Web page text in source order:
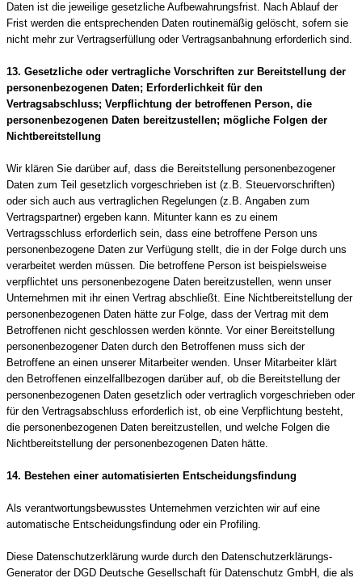
Daten ist die jeweilige gesetzliche Aufbewahrungsfrist. Nach Ablauf der
Frist werden die entsprechenden Daten routinemäßig gelöscht, sofern sie
nicht mehr zur Vertragserfüllung oder Vertragsanbahnung erforderlich sind.
13. Gesetzliche oder vertragliche Vorschriften zur Bereitstellung der
personenbezogenen Daten; Erforderlichkeit für den
Vertragsabschluss; Verpflichtung der betroffenen Person, die
personenbezogenen Daten bereitzustellen; mögliche Folgen der
Nichtbereitstellung
Wir klären Sie darüber auf, dass die Bereitstellung personenbezogener
Daten zum Teil gesetzlich vorgeschrieben ist (z.B. Steuervorschriften)
oder sich auch aus vertraglichen Regelungen (z.B. Angaben zum
Vertragspartner) ergeben kann. Mitunter kann es zu einem
Vertragsschluss erforderlich sein, dass eine betroffene Person uns
personenbezogene Daten zur Verfügung stellt, die in der Folge durch uns
verarbeitet werden müssen. Die betroffene Person ist beispielsweise
verpflichtet uns personenbezogene Daten bereitzustellen, wenn unser
Unternehmen mit ihr einen Vertrag abschließt. Eine Nichtbereitstellung der
personenbezogenen Daten hätte zur Folge, dass der Vertrag mit dem
Betroffenen nicht geschlossen werden könnte. Vor einer Bereitstellung
personenbezogener Daten durch den Betroffenen muss sich der
Betroffene an einen unserer Mitarbeiter wenden. Unser Mitarbeiter klärt
den Betroffenen einzelfallbezogen darüber auf, ob die Bereitstellung der
personenbezogenen Daten gesetzlich oder vertraglich vorgeschrieben oder
für den Vertragsabschluss erforderlich ist, ob eine Verpflichtung besteht,
die personenbezogenen Daten bereitzustellen, und welche Folgen die
Nichtbereitstellung der personenbezogenen Daten hätte.
14. Bestehen einer automatisierten Entscheidungsfindung
Als verantwortungsbewusstes Unternehmen verzichten wir auf eine
automatische Entscheidungsfindung oder ein Profiling.
Diese Datenschutzerklärung wurde durch den Datenschutzerklärungs-
Generator der DGD Deutsche Gesellschaft für Datenschutz GmbH, die als